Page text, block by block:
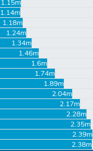
1.15m
1.14m
1.18m
1.24m
1.34m
1.46m
1.6m
1.74m
1.89m
2.04m
2.17m
2.28m
2.35m
2.39m
2.38m